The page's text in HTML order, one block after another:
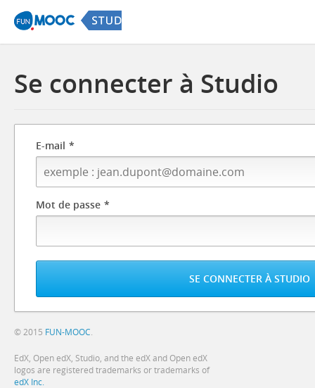
Se connecter à Studio
Informations
requises
pour
connecter
Studio
E-mail
Mot de passe
SE CONNECTER À STUDIO
© 2015 FUN-MOOC
EdX, Open edX, Studio, and the edX and Open edX
logos are registered trademarks or trademarks of
edX Inc.